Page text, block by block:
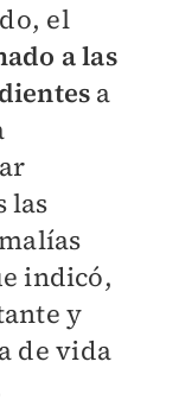
el
a las
a
las
indicó,
y
de vida